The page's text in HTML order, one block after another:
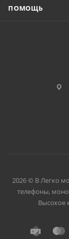
ПОМОЩЬ
2026 © В Легко
телефоны,
Высокое